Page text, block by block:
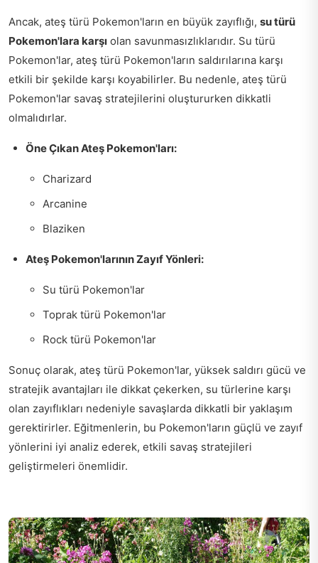
Ancak, ateş türü Pokemon'ların en büyük zayıflığı, su türü
Pokemon'lara karşı olan savunmasızlıklarıdır. Su türü
Pokemon'lar, ateş türü Pokemon'ların saldırılarına karşı
etkili bir şekilde karşı koyabilirler. Bu nedenle, ateş türü
Pokemon'lar savaş stratejilerini oluştururken dikkatli
olmalıdırlar.
Öne Çıkan Ateş Pokemon'ları:
Charizard
Arcanine
Blaziken
Ateş Pokemon'larının Zayıf Yönleri:
Su türü Pokemon'lar
Toprak türü Pokemon'lar
Rock türü Pokemon'lar
Sonuç olarak, ateş türü Pokemon'lar, yüksek saldırı gücü ve
stratejik avantajları ile dikkat çekerken, su türlerine karşı
olan zayıflıkları nedeniyle savaşlarda dikkatli bir yaklaşım
gerektirirler. Eğitmenlerin, bu Pokemon'ların güçlü ve zayıf
yönlerini iyi analiz ederek, etkili savaş stratejileri
geliştirmeleri önemlidir.